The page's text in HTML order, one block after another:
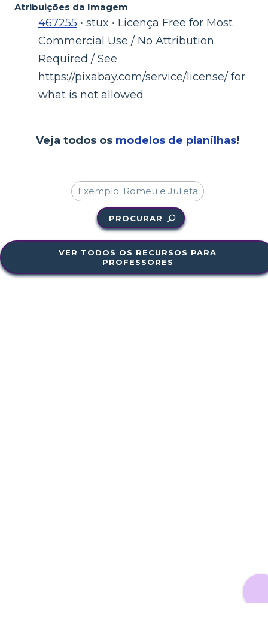
Atribuições da Imagem
467255 • stux • Licença Free for Most
Commercial Use / No Attribution
Required / See
https://pixabay.com/service/license/ for
what is not allowed
Veja todos os modelos de planilhas!
PROCURAR
VER TODOS OS RECURSOS PARA
PROFESSORES